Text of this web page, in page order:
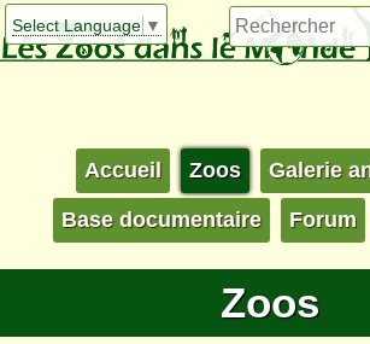
Select Language ▼
Accueil Zoos Galerie
Base documentaire Forum
Zoos